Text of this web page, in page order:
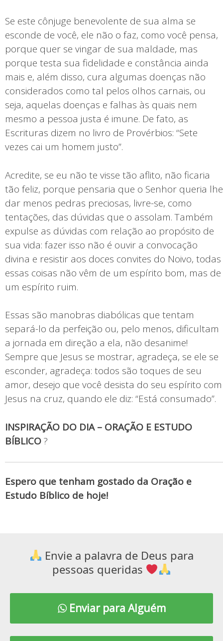
Se este cônjuge benevolente de sua alma se
esconde de você, ele não o faz, como você pensa,
porque quer se vingar de sua maldade, mas
porque testa sua fidelidade e constância ainda
mais e, além disso, cura algumas doenças não
considerados como tal pelos olhos carnais, ou
seja, aquelas doenças e falhas às quais nem
mesmo a pessoa justa é imune. De fato, as
Escrituras dizem no livro de Provérbios: “Sete
vezes cai um homem justo”.
Acredite, se eu não te visse tão aflito, não ficaria
tão feliz, porque pensaria que o Senhor queria lhe
dar menos pedras preciosas, livre-se, como
tentações, das dúvidas que o assolam. Também
expulse as dúvidas com relação ao propósito de
sua vida: fazer isso não é ouvir a convocação
divina e resistir aos doces convites do Noivo, todas
essas coisas não vêm de um espírito bom, mas de
um espírito ruim.
Essas são manobras diabólicas que tentam
separá-lo da perfeição ou, pelo menos, dificultam
a jornada em direção a ela, não desanime!
Sempre que Jesus se mostrar, agradeça, se ele se
esconder, agradeça: todos são toques de seu
amor, desejo que você desista do seu espírito com
Jesus na cruz, quando ele diz: “Está consumado”.
INSPIRAÇÃO DO DIA – ORAÇÃO E ESTUDO
BÍBLICO?
Espero que tenham gostado da Oração e
Estudo Bíblico de hoje!
Envie a palavra de Deus para
pessoas queridas
Enviar para Alguém